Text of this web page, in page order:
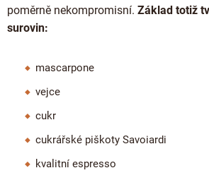
poměrně nekompromisní. Základ totiž
surovin:
mascarpone
vejce
cukr
cukrářské piškoty Savoiardi
kvalitní espresso